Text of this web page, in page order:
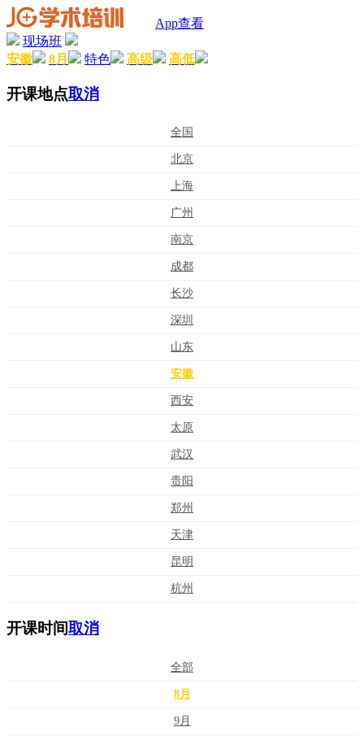
App查看
现场班
安徽
8月 特色 高级 高低
开课地点取消
全国
北京
上海
广州
南京
成都
长沙
深圳
山东
安徽
西安
太原
武汉
贵阳
郑州
天津
昆明
杭州
开课时间取消
全部
8月
9月